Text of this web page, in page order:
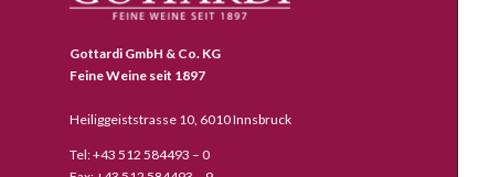
Gottardi GmbH & Co. KG
Feine Weine seit 1897
Heiliggeiststrasse 10, 6010 Innsbruck
Tel: +43 512 584493 – 0